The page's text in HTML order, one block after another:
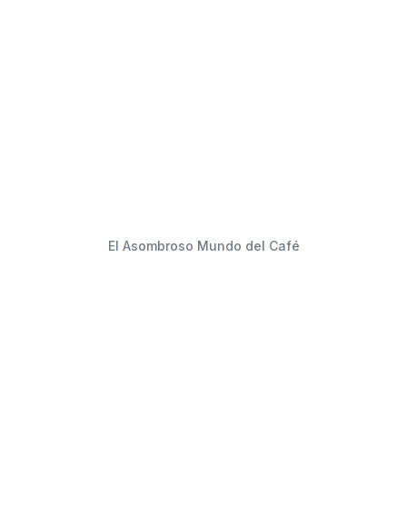
El Asombroso Mundo del Café